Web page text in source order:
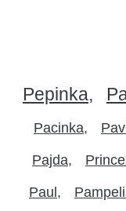
Pepinka
Pacinka
Pajda
Paul